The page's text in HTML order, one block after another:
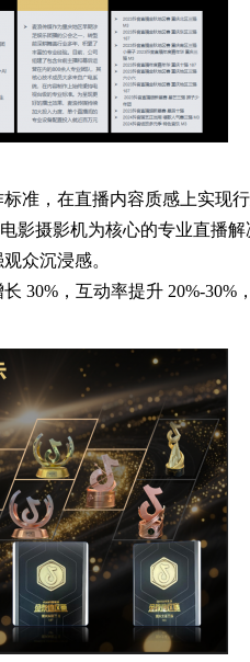
准，在直播内容质感上实现
影摄影机为核心的专业直播
众沉浸感。
30%，互动率提升 20%-30%